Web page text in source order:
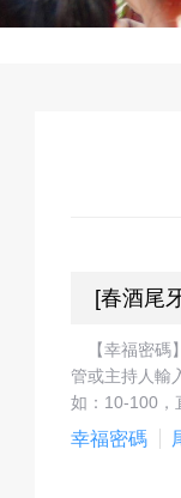
我
[春酒尾
【幸福密
管或主持人輸
如：10-100，
幸福密碼